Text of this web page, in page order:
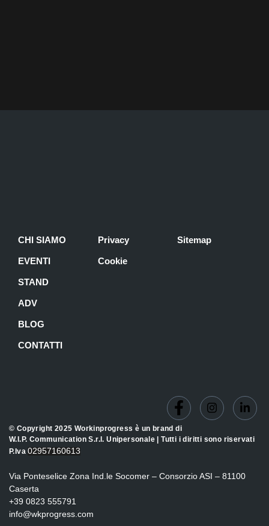
CHI SIAMO
EVENTI
STAND
ADV
BLOG
CONTATTI
Privacy
Cookie
Sitemap
© Copyright 2025 Workinprogress è un brand di
W.I.P. Communication S.r.l. Unipersonale | Tutti i diritti sono riservati
P.Iva02957160613
Via Ponteselice Zona Ind.le Socomer – Consorzio ASI – 81100
Caserta
+39 0823 555791
info@wkprogress.com